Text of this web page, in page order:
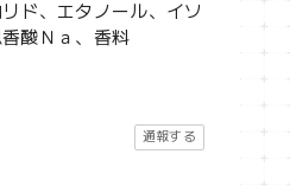
ド、エタノール、イソ
酸Ｎａ、香料
通報する